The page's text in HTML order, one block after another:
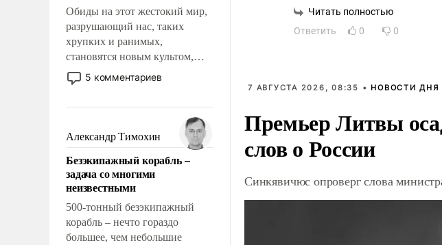
Обиды на этот жестокий мир,
разрушающий нас, таких
хрупких и ранимых,
становятся новым культом,
постепенно вытесняя и
отменяя традиционное
мужественным и твердым под
ударами судьбы, брать на себя
ответственность, помогать
слабым, идти вперед и
адаптироваться.
5 комментариев
Александр Тимохин
Безэкипажный корабль –
задача со многими
неизвестными
500-тонный безэкипажный
корабль – нечто гораздо
большее, чем небольшие
ошибку не может иметь врач.
Следовательно, никто не
Читать полностью
Ответить
0 0
7 АВГУСТА 2026, 08:35 • НОВОСТИ ДНЯ
Премьер Литвы
слов о России
Синкявичюс опроверг слова